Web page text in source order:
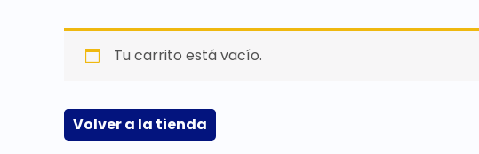
Tu carrito está vacío.
Volver a la tienda